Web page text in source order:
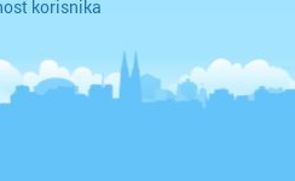
korisnika